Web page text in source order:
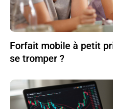
Forfait mobile à petit
se tromper ?